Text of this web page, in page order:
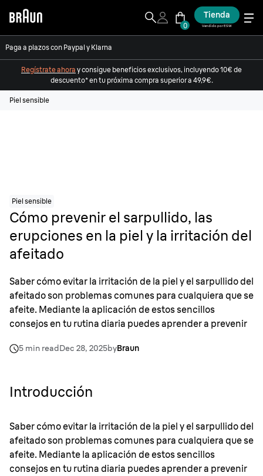
0
Tienda
Vendido por ESW
Paga a plazos con Paypal y Klarna
Regístrate ahora y consigue beneficios exclusivos, incluyendo 10€ de
descuento* en tu próxima compra superior a 49,9€.
Piel sensible
Piel sensible
Cómo prevenir el sarpullido, las
erupciones en la piel y la irritación del
afeitado
Saber cómo evitar la irritación de la piel y el sarpullido del
afeitado son problemas comunes para cualquiera que se
afeite. Mediante la aplicación de estos sencillos
consejos en tu rutina diaria puedes aprender a prevenir
5 min readDec 28, 2025byBraun
Introducción
Saber cómo evitar la irritación de la piel y el sarpullido del
afeitado son problemas comunes para cualquiera que se
afeite. Mediante la aplicación de estos sencillos
consejos en tu rutina diaria puedes aprender a prevenir